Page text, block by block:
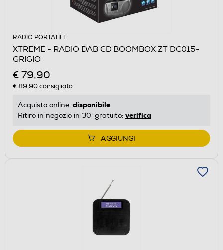
RADIO PORTATILI
XTREME - RADIO DAB CD BOOMBOX ZT DC015-
GRIGIO
€ 79,90
€ 89,90consigliato
Acquisto online: disponibile
Ritiro in negozio in 30' gratuito: verifica
AGGIUNGI